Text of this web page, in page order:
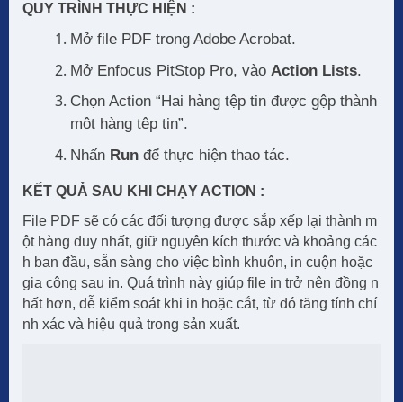
QUY TRÌNH THỰC HIỆN :
Mở file PDF trong Adobe Acrobat.
Mở Enfocus PitStop Pro, vào Action Lists.
Chọn Action “Hai hàng tệp tin được gộp thành
một hàng tệp tin”.
Nhấn Runđể thực hiện thao tác.
KẾT QUẢ SAU KHI CHẠY ACTION :
File PDF sẽ có các đối tượng được sắp xếp lại thành m
ột hàng duy nhất, giữ nguyên kích thước và khoảng các
h ban đầu, sẵn sàng cho việc bình khuôn, in cuộn hoặc
gia công sau in. Quá trình này giúp file in trở nên đồng n
hất hơn, dễ kiểm soát khi in hoặc cắt, từ đó tăng tính chí
nh xác và hiệu quả trong sản xuất.